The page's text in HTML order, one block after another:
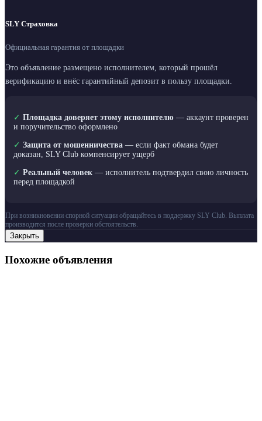
SLY Страховка
Официальная гарантия от площадки
Это объявление размещено исполнителем, который прошёл
верификацию и внёс гарантийный депозит в пользу площадки.
✓ Площадка доверяет этому исполнителю — аккаунт проверен
и поручительство оформлено
✓ Защита от мошенничества — если факт обмана будет
доказан, SLY Club компенсирует ущерб
✓ Реальный человек — исполнитель подтвердил свою личность
перед площадкой
При возникновении спорной ситуации обращайтесь в поддержку SLY Club. Выплата
производится после проверки обстоятельств.
Закрыть
Похожие объявления